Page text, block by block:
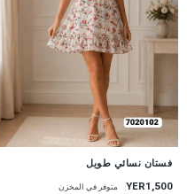
جديد
فستان نسائي طويل
YER1,500 متوفر في المخزن